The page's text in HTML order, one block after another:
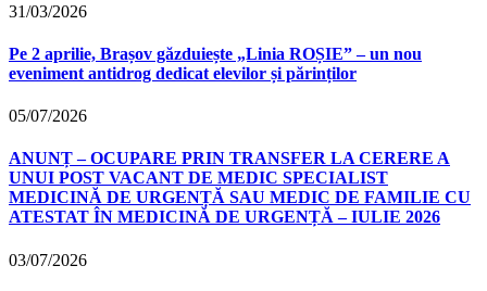
31/03/2026
Pe 2 aprilie, Brașov găzduiește „Linia ROȘIE” – un nou
eveniment antidrog dedicat elevilor și părinților
05/07/2026
ANUNȚ – OCUPARE PRIN TRANSFER LA CERERE A
UNUI POST VACANT DE MEDIC SPECIALIST
MEDICINĂ DE URGENȚĂ SAU MEDIC DE FAMILIE CU
ATESTAT ÎN MEDICINĂ DE URGENȚĂ – IULIE 2026
03/07/2026